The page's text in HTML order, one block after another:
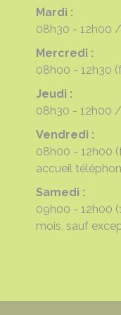
Mardi :
08h30 - 12h00
Mercredi :
08h00 - 12h30
Jeudi :
08h30 - 12h00
Vendredi :
08h00 - 12h00
accueil
Samedi :
09h00 - 12h00
mois, sauf